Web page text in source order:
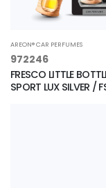
AREON® CAR PERFUMES
972246
FRESCO LITTLE
SPORT LUX SILVER /